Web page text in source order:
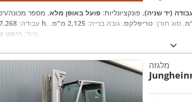
(יד שניה), פונקציונליות: פועל באופן מלא
עבודה: 17,268 h , סוג תורן: טריפלקס, גובה בנייה: 2,125 מ"מ
,
ציוד: היסט ,
מלגזה